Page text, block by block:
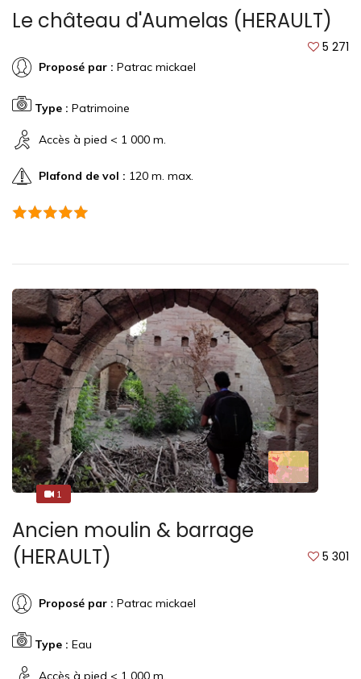
Le château d'Aumelas (HERAULT)
5 271
Proposé par : Patrac mickael
Type : Patrimoine
Accès à pied < 1 000 m.
Plafond de vol : 120 m. max.
1
1
Ancien moulin & barrage
(HERAULT)
5 301
Proposé par : Patrac mickael
Type : Eau
Accès à pied < 1 000 m.